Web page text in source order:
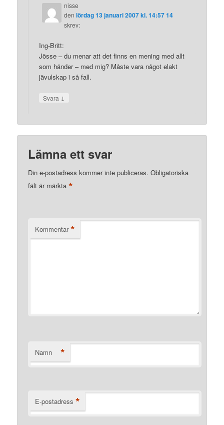
nisse
denlördag 13 januari 2007 kl. 14:57 14
skrev:
Ing-Britt:
Jösse – du menar att det finns en mening med allt
som händer – med mig? Måste vara något elakt
jävulskap i så fall.
Svara ↓
Lämna ett svar
Din e-postadress kommer inte publiceras. Obligatoriska
fält är märkta*
Kommentar *
Namn *
E-postadress *